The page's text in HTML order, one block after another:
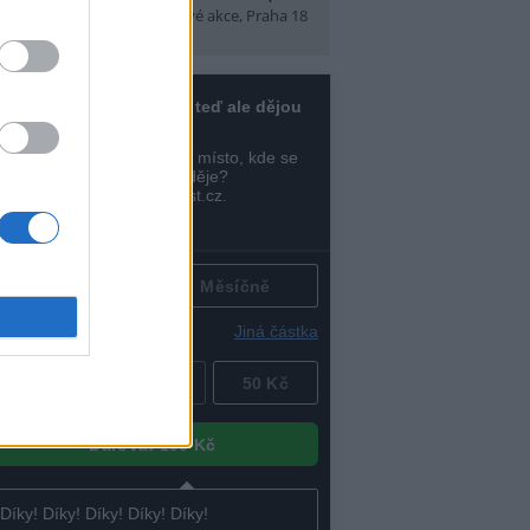
(Tábory, výlety a pobytové akce, Praha 18